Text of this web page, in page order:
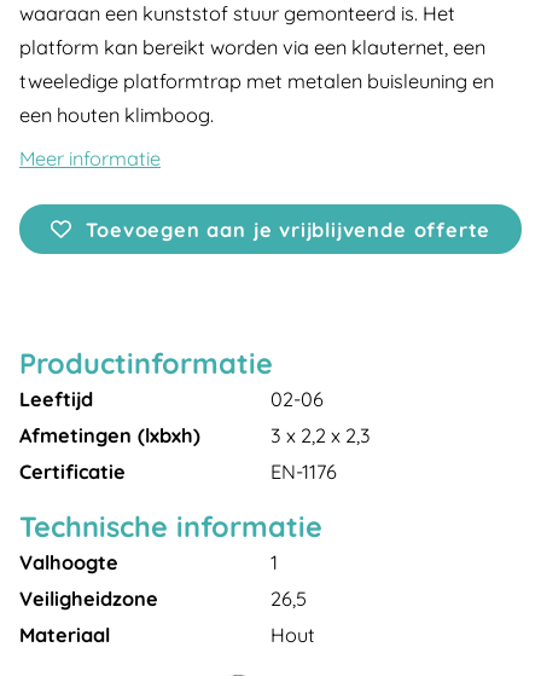
waaraan een kunststof stuur gemonteerd is. Het
platform kan bereikt worden via een klauternet, een
tweeledige platformtrap met metalen buisleuning en
een houten klimboog.
Meer informatie
Toevoegen aan je vrijblijvende offerte
Productinformatie
Leeftijd
02-06
Afmetingen (lxbxh)
3 x 2,2 x 2,3
Certificatie
EN-1176
Technische informatie
Valhoogte
1
Veiligheidzone
26,5
Materiaal
Hout